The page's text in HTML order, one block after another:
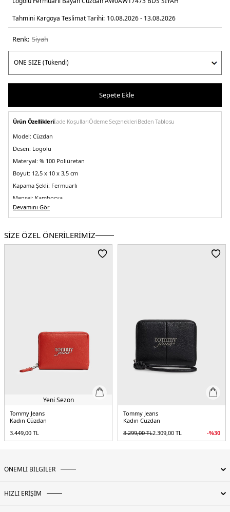
Tahmini Kargoya Teslimat Tarihi: 10.08.2026 - 13.08.2026
Renk: si̇yah
Sepete Ekle
Ürün Özellikleriİade KoşullarıÖdeme SeçenekleriBeden Tablosu
Model: Cüzdan
Desen: Logolu
Materyal: % 100 Poliüretan
Boyut: 12,5 x 10 x 3,5 cm
Kapama Şekli: Fermuarlı
Menşei: Kamboçya
Detaylar:Çoklu kart yuvaları, Banknot Bölmesi
2DEAW0AW17473BDS.07
Devamını Gör
SİZE ÖZEL ÖNERİLERİMİZ
Yeni Sezon
Tommy Jeans
Kadın Cüzdan
3.449,00 TL
Tommy Jeans
Kadın Cüzdan
3.299,00TL2.309,00 TL -%30
ÖNEMLİ BİLGİLER
HIZLI ERİŞİM